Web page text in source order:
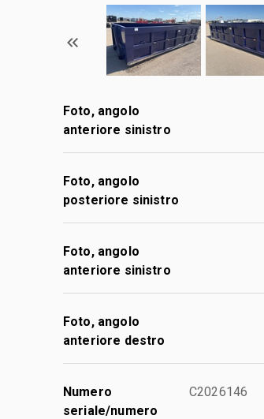
Foto, angolo
anteriore sinistro
Foto, angolo
posteriore sinistro
Foto, angolo
anteriore sinistro
Foto, angolo
anteriore destro
Numero
seriale/numero
C2026146